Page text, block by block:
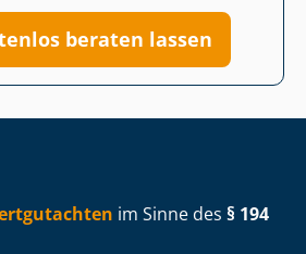
beraten lassen
im Sinne des § 194